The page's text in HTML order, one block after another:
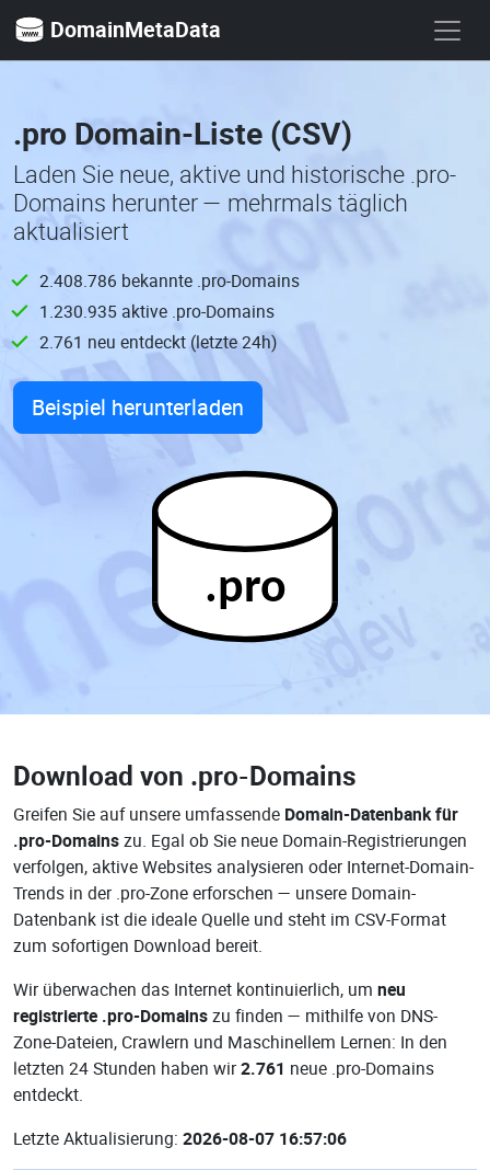
DomainMetaData
.pro Domain-Liste (CSV)
Laden Sie neue, aktive und historische .pro-
Domains herunter — mehrmals täglich
aktualisiert
2.408.786 bekannte .pro-Domains
1.230.935 aktive .pro-Domains
2.761 neu entdeckt (letzte 24h)
Beispiel herunterladen
.pro
Download von .pro-Domains
Greifen Sie auf unsere umfassende Domain-Datenbank für
.pro-Domainszu. Egal ob Sie neue Domain-Registrierungen
verfolgen, aktive Websites analysieren oder Internet-Domain-
Trends in der .pro-Zone erforschen — unsere Domain-
Datenbank ist die ideale Quelle und steht im CSV-Format
zum sofortigen Download bereit.
Wir überwachen das Internet kontinuierlich, um neu
registrierte .pro-Domainszu finden — mithilfe von DNS-
Zone-Dateien, Crawlern und Maschinellem Lernen: In den
letzten 24 Stunden haben wir2.761 neue .pro-Domains
entdeckt.
Letzte Aktualisierung: 2026-08-07 16:57:06